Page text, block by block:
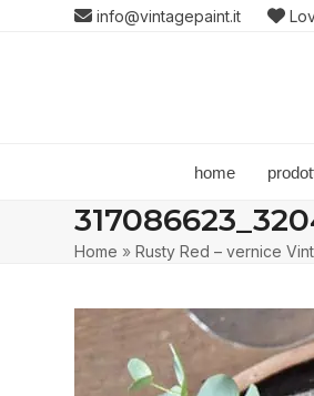
info@vintagepaint.it
home
Home »Rusty Red – vernice